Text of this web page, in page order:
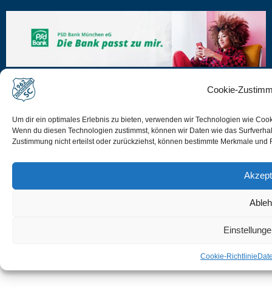
Cookie-
Um dir ein optimales Erlebnis zu bieten, verwenden wir Technologien wie
Wenn du diesen Technologien zustimmst, können wir Daten wie das
Zustimmung nicht erteilst oder zurückziehst, können bestimmte Merkmale
Cookie-Richtlinie
Impressum
Cookie-Richtlinie (EU)